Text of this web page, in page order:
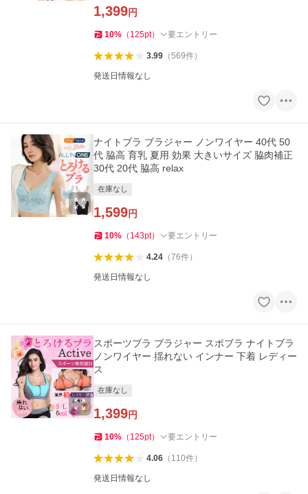
1,399円
10% （ 125pt） 要エントリー
3.99（569件）
発送日情報なし
ナイトブラ ブラジャー ノンワイヤー 40代 50
代 脇高 育乳 夏用 効果 大きいサイズ 脇肉補正
30代 20代 脇高 relax
在庫なし
1,599円
10% （ 143pt） 要エントリー
4.24（76件）
発送日情報なし
スポーツブラ ブラジャー スポブラ ナイトブラ
ノンワイヤー 揺れない インナー 下着 レディー
ス
在庫なし
1,399円
10% （ 125pt） 要エントリー
4.06（ 110件）
発送日情報なし